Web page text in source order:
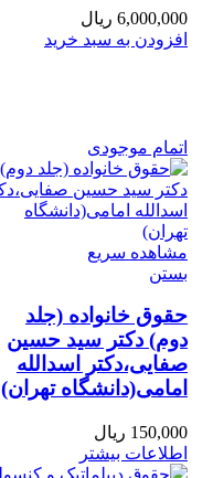
6,000,000 ریال
افزودن به سبد خرید
اتمام موجودی
مشاهده سریع
بستن
حقوق خانواده (جلد
دوم) دکتر سید حسین
صفایی،دکتر اسدالله
امامی(دانشگاه تهران)
150,000 ریال
اطلاعات بیشتر